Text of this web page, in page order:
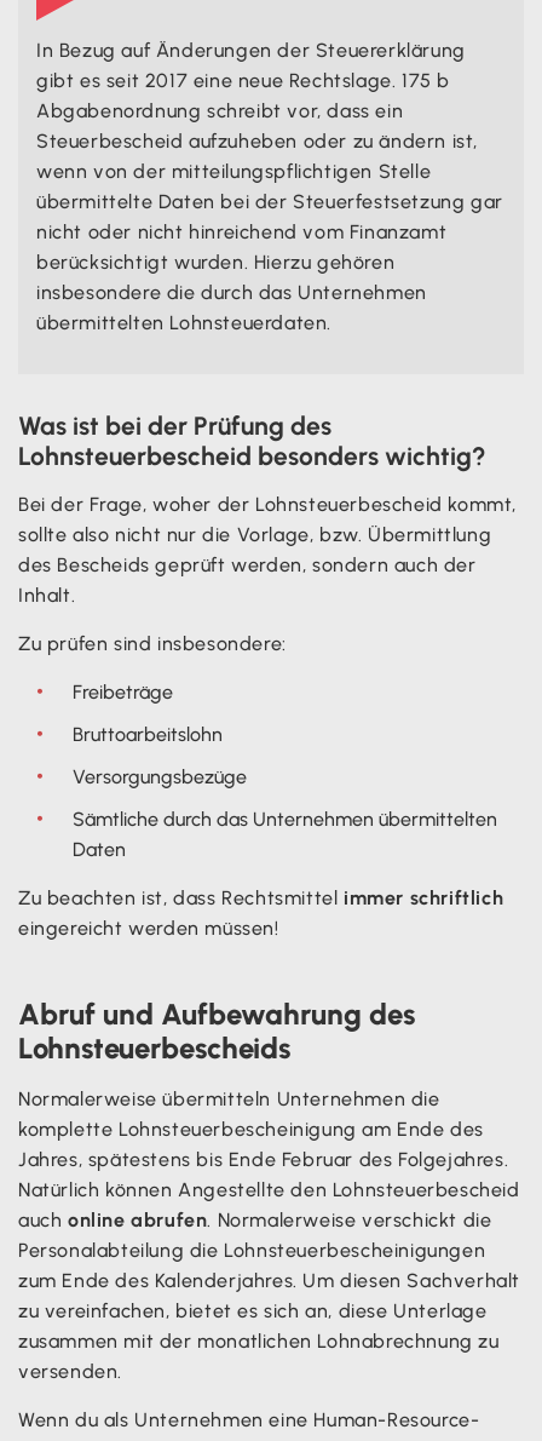
In Bezug auf Änderungen der Steuererklärung
gibt es seit 2017 eine neue Rechtslage. 175 b
Abgabenordnung schreibt vor, dass ein
Steuerbescheid aufzuheben oder zu ändern ist,
wenn von der mitteilungspflichtigen Stelle
übermittelte Daten bei der Steuerfestsetzung gar
nicht oder nicht hinreichend vom Finanzamt
berücksichtigt wurden. Hierzu gehören
insbesondere die durch das Unternehmen
übermittelten Lohnsteuerdaten.
Was ist bei der Prüfung des
Lohnsteuerbescheid besonders wichtig?
Bei der Frage, woher der Lohnsteuerbescheid kommt,
sollte also nicht nur die Vorlage, bzw. Übermittlung
des Bescheids geprüft werden, sondern auch der
Inhalt.
Zu prüfen sind insbesondere:
Freibeträge
Bruttoarbeitslohn
Versorgungsbezüge
Sämtliche durch das Unternehmen übermittelten
Daten
Zu beachten ist, dass Rechtsmittel immer schriftlich
eingereicht werden müssen!
Abruf und Aufbewahrung des
Lohnsteuerbescheids
Normalerweise übermitteln Unternehmen die
komplette Lohnsteuerbescheinigung am Ende des
Jahres, spätestens bis Ende Februar des Folgejahres.
Natürlich können Angestellte den Lohnsteuerbescheid
auch online abrufen. Normalerweise verschickt die
Personalabteilung die Lohnsteuerbescheinigungen
zum Ende des Kalenderjahres. Um diesen Sachverhalt
zu vereinfachen, bietet es sich an, diese Unterlage
zusammen mit der monatlichen Lohnabrechnung zu
versenden.
Wenn du als Unternehmen eine Human-Resource-